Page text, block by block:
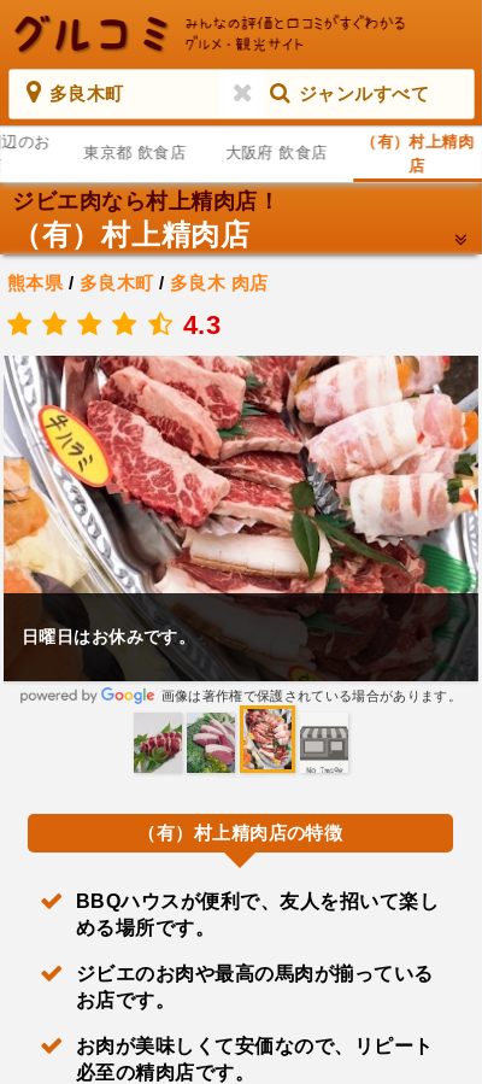
多良木町 ジャンルすべて
のお
東京都 飲食店 大阪府 飲食店
（有）村上精肉
店
ジビエ肉なら村上精肉店！
（有）村上精肉店
熊本県 / 多良木町/ 多良木 肉店
4.3
日曜日はお休みです。
画像は著作権で保護されている場合があります。
（有）村上精肉店の特徴
BBQハウスが便利で、友人を招いて楽し
める場所です。
ジビエのお肉や最高の馬肉が揃っている
お店です。
お肉が美味しくて安価なので、リピート
必至の精肉店です。